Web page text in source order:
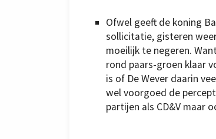
Ofwel geeft de koning
sollicitatie, gisteren
moeilijk te negeren.
rond paars-groen klaar
is of De Wever daarin
wel voorgoed de
partijen als CD&V maar